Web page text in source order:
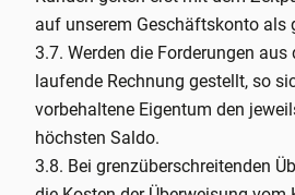
auf unserem Geschäftskonto als
3.7. Werden die Forderungen
laufende Rechnung gestellt, so
vorbehaltene Eigentum den
höchsten Saldo.
3.8. Bei grenzüberschreitenden